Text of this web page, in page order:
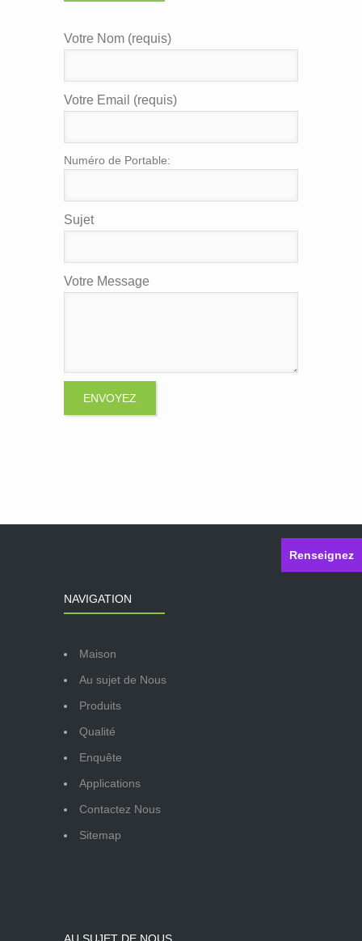
Renseignez
Votre Nom (requis)
Votre Email (requis)
Numéro de Portable:
Sujet
Votre Message
NAVIGATION
Maison
Au sujet de Nous
Produits
Qualité
Enquête
Applications
Contactez Nous
Sitemap
AU SUJET DE NOUS